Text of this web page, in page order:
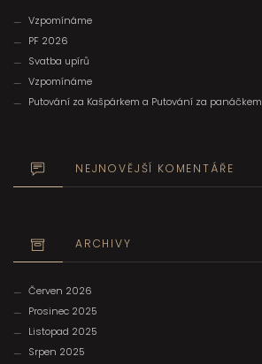
Vzpomínáme
PF 2026
Svatba upírů
Vzpomínáme
Putování za Kašpárkem a Putování za panáčkem
NEJNOVĚJŠÍ KOMENTÁŘE
ARCHIVY
Červen 2026
Prosinec 2025
Listopad 2025
Srpen 2025